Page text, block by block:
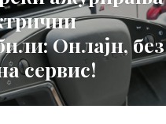
Онлајн, без
сервис!